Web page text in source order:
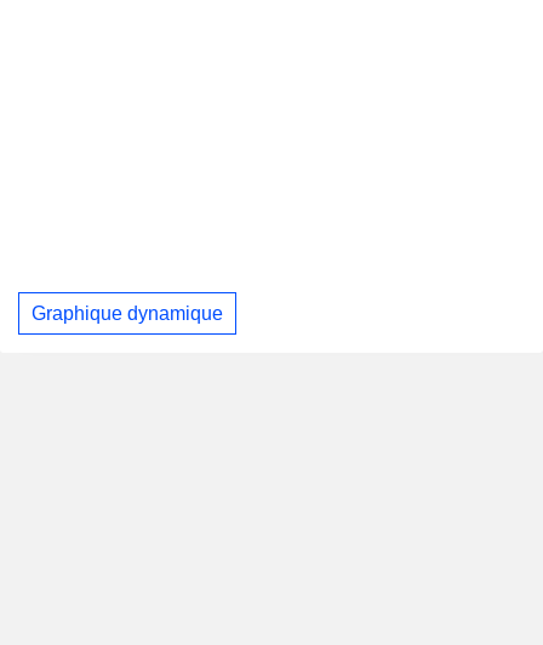
Graphique dynamique